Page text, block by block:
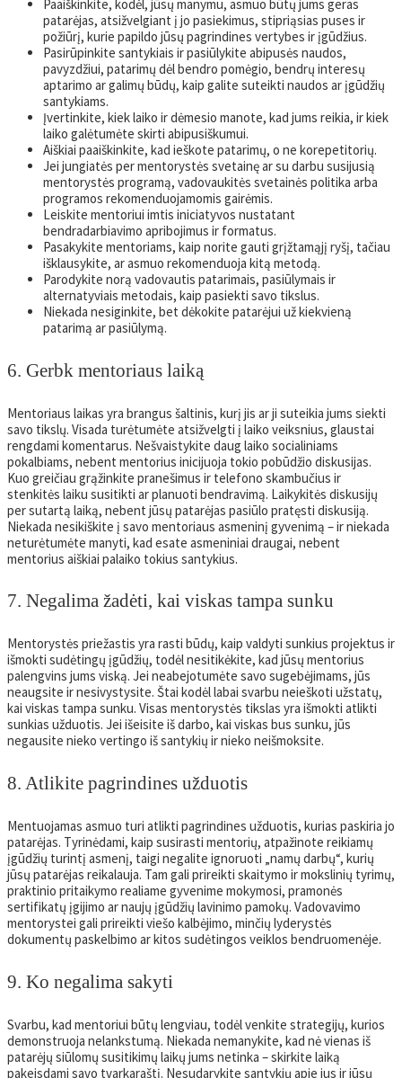
Paaiškinkite, kodėl, jūsų manymu, asmuo būtų jums geras
patarėjas, atsižvelgiant į jo pasiekimus, stipriąsias puses ir
požiūrį, kurie papildo jūsų pagrindines vertybes ir įgūdžius.
Pasirūpinkite santykiais ir pasiūlykite abipusės naudos,
pavyzdžiui, patarimų dėl bendro pomėgio, bendrų interesų
aptarimo ar galimų būdų, kaip galite suteikti naudos ar įgūdžių
santykiams.
Įvertinkite, kiek laiko ir dėmesio manote, kad jums reikia, ir kiek
laiko galėtumėte skirti abipusiškumui.
Aiškiai paaiškinkite, kad ieškote patarimų, o ne korepetitorių.
Jei jungiatės per mentorystės svetainę ar su darbu susijusią
mentorystės programą, vadovaukitės svetainės politika arba
programos rekomenduojamomis gairėmis.
Leiskite mentoriui imtis iniciatyvos nustatant
bendradarbiavimo apribojimus ir formatus.
Pasakykite mentoriams, kaip norite gauti grįžtamąjį ryšį, tačiau
išklausykite, ar asmuo rekomenduoja kitą metodą.
Parodykite norą vadovautis patarimais, pasiūlymais ir
alternatyviais metodais, kaip pasiekti savo tikslus.
Niekada nesiginkite, bet dėkokite patarėjui už kiekvieną
patarimą ar pasiūlymą.
6. Gerbk mentoriaus laiką
Mentoriaus laikas yra brangus šaltinis, kurį jis ar ji suteikia jums siekti
savo tikslų. Visada turėtumėte atsižvelgti į laiko veiksnius, glaustai
rengdami komentarus. Nešvaistykite daug laiko socialiniams
pokalbiams, nebent mentorius inicijuoja tokio pobūdžio diskusijas.
Kuo greičiau grąžinkite pranešimus ir telefono skambučius ir
stenkitės laiku susitikti ar planuoti bendravimą. Laikykitės diskusijų
per sutartą laiką, nebent jūsų patarėjas pasiūlo pratęsti diskusiją.
Niekada nesikiškite į savo mentoriaus asmeninį gyvenimą – ir niekada
neturėtumėte manyti, kad esate asmeniniai draugai, nebent
mentorius aiškiai palaiko tokius santykius.
7. Negalima žadėti, kai viskas tampa sunku
Mentorystės priežastis yra rasti būdų, kaip valdyti sunkius projektus ir
išmokti sudėtingų įgūdžių, todėl nesitikėkite, kad jūsų mentorius
palengvins jums viską. Jei neabejotumėte savo sugebėjimams, jūs
neaugsite ir nesivystysite. Štai kodėl labai svarbu neieškoti užstatų,
kai viskas tampa sunku. Visas mentorystės tikslas yra išmokti atlikti
sunkias užduotis. Jei išeisite iš darbo, kai viskas bus sunku, jūs
negausite nieko vertingo iš santykių ir nieko neišmoksite.
8. Atlikite pagrindines užduotis
Mentuojamas asmuo turi atlikti pagrindines užduotis, kurias paskiria jo
patarėjas. Tyrinėdami, kaip susirasti mentorių, atpažinote reikiamų
įgūdžių turintį asmenį, taigi negalite ignoruoti „namų darbų“, kurių
jūsų patarėjas reikalauja. Tam gali prireikti skaitymo ir mokslinių tyrimų,
praktinio pritaikymo realiame gyvenime mokymosi, pramonės
sertifikatų įgijimo ar naujų įgūdžių lavinimo pamokų. Vadovavimo
mentorystei gali prireikti viešo kalbėjimo, minčių lyderystės
dokumentų paskelbimo ar kitos sudėtingos veiklos bendruomenėje.
9. Ko negalima sakyti
Svarbu, kad mentoriui būtų lengviau, todėl venkite strategijų, kurios
demonstruoja nelankstumą. Niekada nemanykite, kad nė vienas iš
patarėjų siūlomų susitikimų laikų jums netinka – skirkite laiką
pakeisdami savo tvarkaraštį. Nesudarykite santykių apie jus ir jūsų